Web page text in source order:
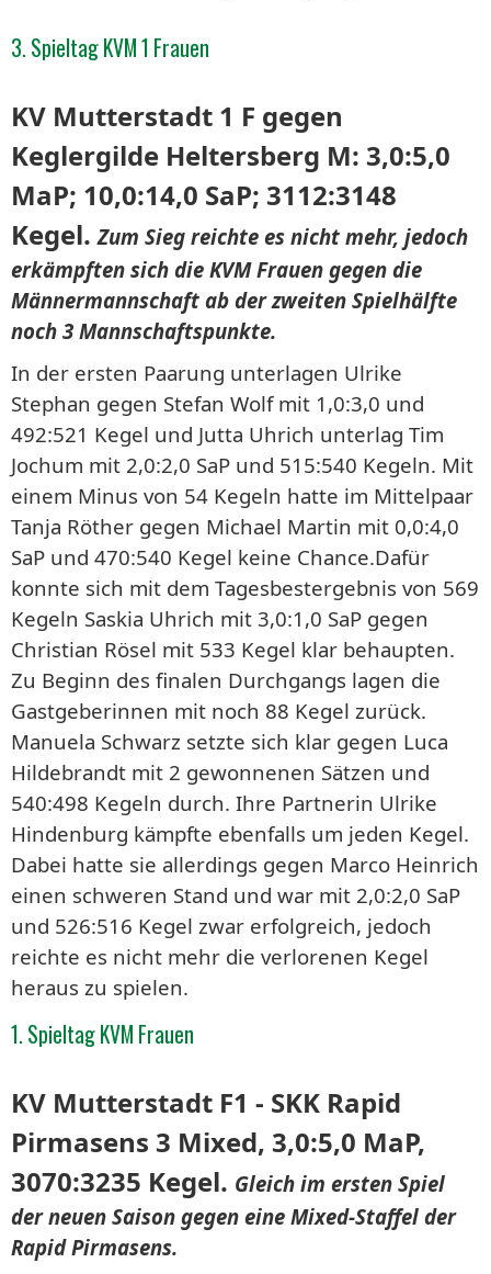
3. Spieltag KVM 1 Frauen
KV Mutterstadt 1 F gegen
Keglergilde Heltersberg M: 3,0:5,0
MaP; 10,0:14,0 SaP; 3112:3148
Kegel.Zum Sieg reichte es nicht mehr, jedoch
erkämpften sich die KVM Frauen gegen die
Männermannschaft ab der zweiten Spielhälfte
noch 3 Mannschaftspunkte.
In der ersten Paarung unterlagen Ulrike
Stephan gegen Stefan Wolf mit 1,0:3,0 und
492:521 Kegel und Jutta Uhrich unterlag Tim
Jochum mit 2,0:2,0 SaP und 515:540 Kegeln. Mit
einem Minus von 54 Kegeln hatte im Mittelpaar
Tanja Röther gegen Michael Martin mit 0,0:4,0
SaP und 470:540 Kegel keine Chance.Dafür
konnte sich mit dem Tagesbestergebnis von 569
Kegeln Saskia Uhrich mit 3,0:1,0 SaP gegen
Christian Rösel mit 533 Kegel klar behaupten.
Zu Beginn des finalen Durchgangs lagen die
Gastgeberinnen mit noch 88 Kegel zurück.
Manuela Schwarz setzte sich klar gegen Luca
Hildebrandt mit 2 gewonnenen Sätzen und
540:498 Kegeln durch. Ihre Partnerin Ulrike
Hindenburg kämpfte ebenfalls um jeden Kegel.
Dabei hatte sie allerdings gegen Marco Heinrich
einen schweren Stand und war mit 2,0:2,0 SaP
und 526:516 Kegel zwar erfolgreich, jedoch
reichte es nicht mehr die verlorenen Kegel
heraus zu spielen.
1. Spieltag KVM Frauen
KV Mutterstadt F1 - SKK Rapid
Pirmasens 3 Mixed, 3,0:5,0 MaP,
3070:3235 Kegel. Gleich im ersten Spiel
der neuen Saison gegen eine Mixed-Staffel der
Rapid Pirmasens.